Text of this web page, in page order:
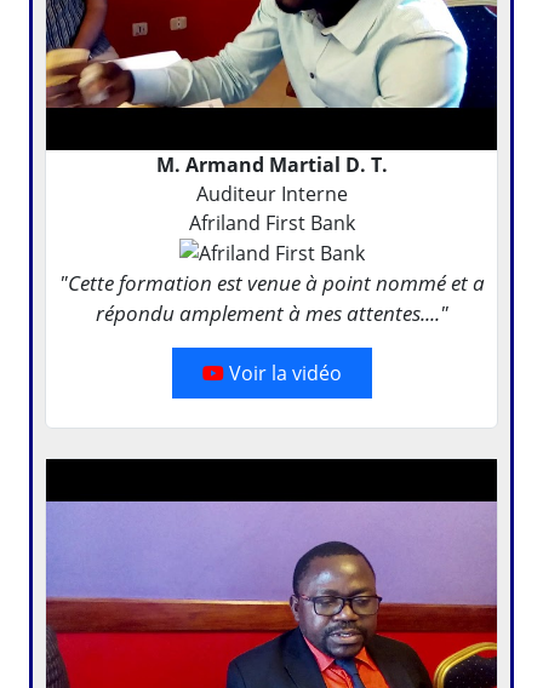
M. Armand Martial D. T.
Auditeur Interne
Afriland First Bank
"Cette formation est venue à point nommé et a
répondu amplement à mes attentes...."
Voir la vidéo